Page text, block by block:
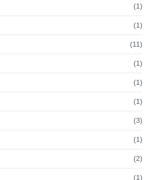
(1)
(1)
(11)
(1)
(1)
(1)
(3)
(1)
(2)
(1)